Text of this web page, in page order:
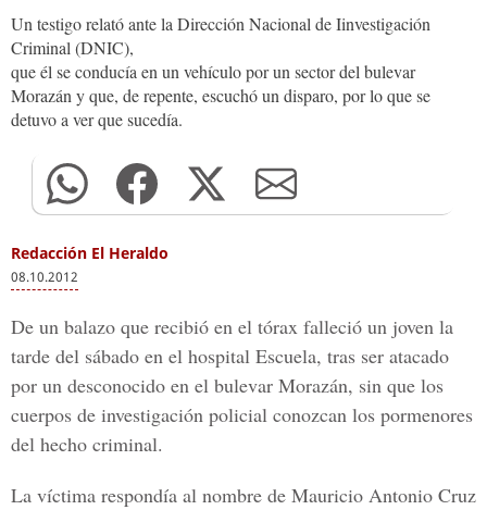
Un testigo relató ante la Dirección Nacional de Iinvestigación
Criminal (DNIC),
que él se conducía en un vehículo por un sector del bulevar
Morazán y que, de repente, escuchó un disparo, por lo que se
detuvo a ver que sucedía.
Redacción El Heraldo
08.10.2012
De un balazo que recibió en el tórax falleció un joven la
tarde del sábado en el hospital Escuela, tras ser atacado
por un desconocido en el bulevar Morazán, sin que los
cuerpos de investigación policial conozcan los pormenores
del hecho criminal.
La víctima respondía al nombre de Mauricio Antonio Cruz